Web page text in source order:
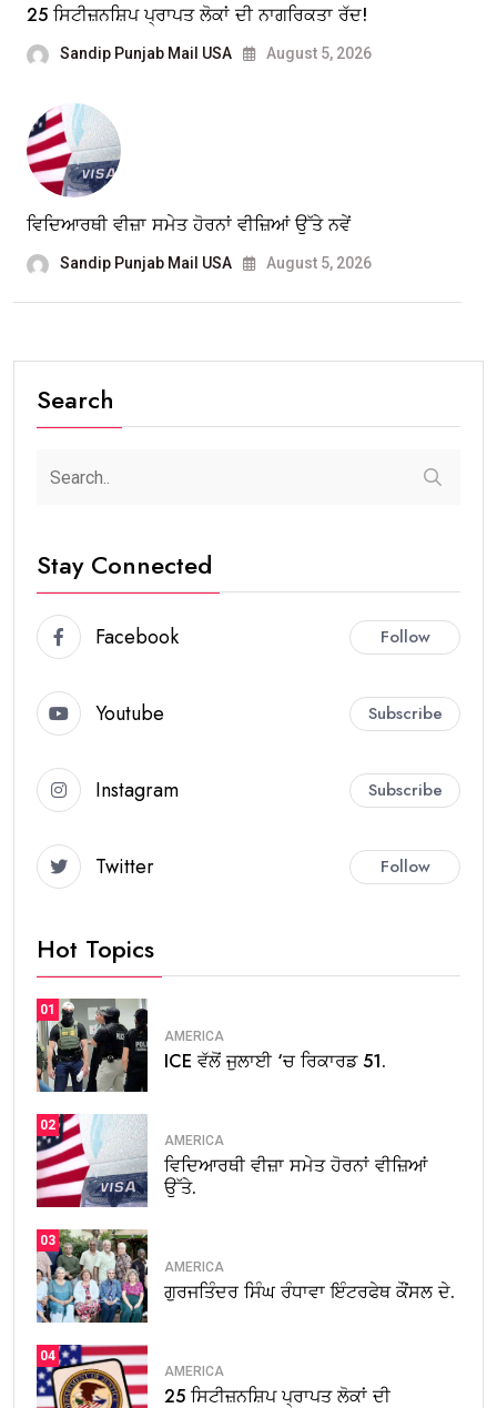
25 ਸਿਟੀਜ਼ਨਸ਼ਿਪ ਪ੍ਰਾਪਤ ਲੋਕਾਂ ਦੀ ਨਾਗਰਿਕਤਾ ਰੱਦ!
Sandip Punjab Mail USA August 5, 2026
ਵਿਦਿਆਰਥੀ ਵੀਜ਼ਾ ਸਮੇਤ ਹੋਰਨਾਂ ਵੀਜ਼ਿਆਂ ਉੱਤੇ ਨਵੇਂ
Sandip Punjab Mail USA August 5, 2026
Search
Stay Connected
Facebook Follow
Youtube Subscribe
Instagram Subscribe
Twitter Follow
Hot Topics
01
AMERICA
ICE ਵੱਲੋਂ ਜੁਲਾਈ ‘ਚ ਰਿਕਾਰਡ 51.
02
AMERICA
ਵਿਦਿਆਰਥੀ ਵੀਜ਼ਾ ਸਮੇਤ ਹੋਰਨਾਂ ਵੀਜ਼ਿਆਂ
ਉੱਤੇ.
03
AMERICA
ਗੁਰਜਤਿੰਦਰ ਸਿੰਘ ਰੰਧਾਵਾ ਇੰਟਰਫੇਥ ਕੌਂਸਲ ਦੇ.
04
AMERICA
25 ਸਿਟੀਜ਼ਨਸ਼ਿਪ ਪ੍ਰਾਪਤ ਲੋਕਾਂ ਦੀ